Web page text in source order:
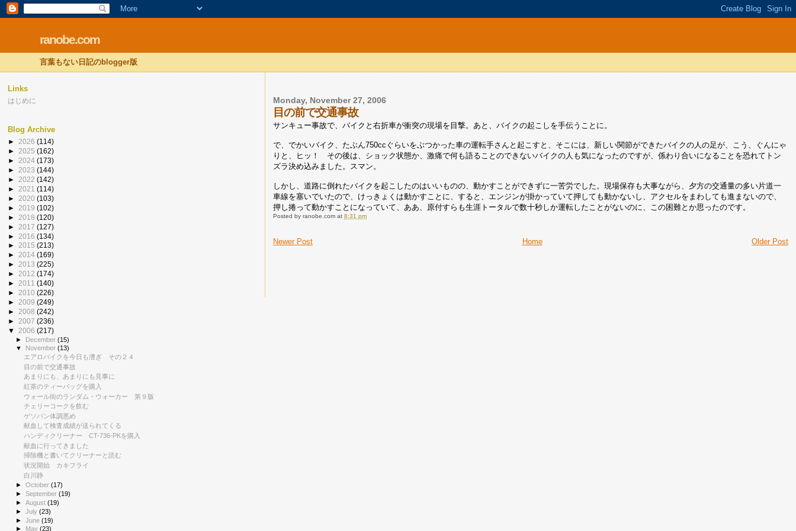
ranobe.com
言葉もない日記のblogger版
Monday, November 27, 2006
目の前で交通事故
サンキュー事故で、バイクと右折車が衝突の現場を目撃。あと、バイクの起こしを手伝うことに。
で、でかいバイク、たぶん750ccぐらいをぶつかった車の運転手さんと起こすと、そこには、新しい関節ができたバイクの人の足が、こう、ぐんにゃ
りと、ヒッ！ その後は、ショック状態か、激痛で何も語ることのできないバイクの人も気になったのですが、係わり合いになることを恐れてトン
ズラ決め込みました。スマン。
しかし、道路に倒れたバイクを起こしたのはいいものの、動かすことができずに一苦労でした。現場保存も大事ながら、夕方の交通量の多い片道一
車線を塞いでいたので、けっきょくは動かすことに、すると、エンジンが掛かっていて押しても動かないし、アクセルをまわしても進まないので、
押し捲って動かすことになっていて、ああ、原付すらも生涯トータルで数十秒しか運転したことがないのに、この困難とか思ったのです。
Posted byranobe.com at8:31 pm
Newer Post Older Post
Home
Links
はじめに
Blog Archive
► 2026 (114)
► 2025 (162)
► 2024 (173)
► 2023 (144)
► 2022 (142)
► 2021 (114)
► 2020 (103)
► 2019 (102)
► 2018 (120)
► 2017 (127)
► 2016 (134)
► 2015 (213)
► 2014 (169)
► 2013 (225)
► 2012 (174)
► 2011 (140)
► 2010 (226)
► 2009 (249)
► 2008 (242)
► 2007 (236)
▼ 2006 (217)
► December(15)
▼
November(13)
エアロバイクを今日も漕ぎ その２４
目の前で交通事故
あまりにも、あまりにも見事に
紅茶のティーバッグを購入
ウォール街のランダム・ウォーカー 第９版
チェリーコークを飲む
ゲソパン体調悪め
献血して検査成績が送られてくる
ハンディクリーナー CT-736-PKを購入
献血に行ってきました
掃除機と書いてクリーナーと読む
状況開始 カキフライ
白川静
►October(17)
►September(19)
►August(19)
►July(23)
►June(19)
►
May(23)